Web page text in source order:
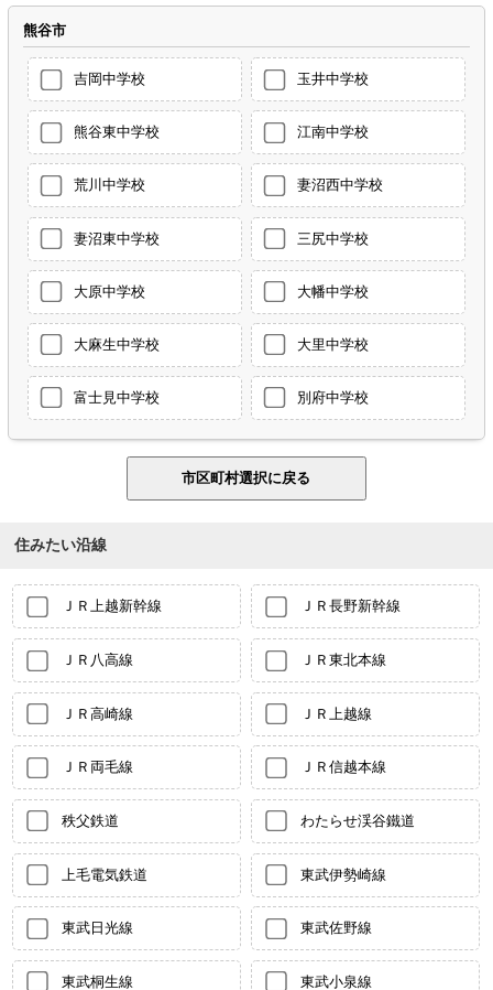
熊谷市
吉岡中学校 玉井中学校
熊谷東中学校 江南中学校
荒川中学校 妻沼西中学校
妻沼東中学校 三尻中学校
大原中学校 大幡中学校
大麻生中学校 大里中学校
富士見中学校 別府中学校
住みたい沿線
ＪＲ上越新幹線 ＪＲ長野新幹線
ＪＲ八高線 ＪＲ東北本線
ＪＲ高崎線 ＪＲ上越線
ＪＲ両毛線 ＪＲ信越本線
秩父鉄道 わたらせ渓谷鐵道
上毛電気鉄道 東武伊勢崎線
東武日光線 東武佐野線
東武桐生線 東武小泉線